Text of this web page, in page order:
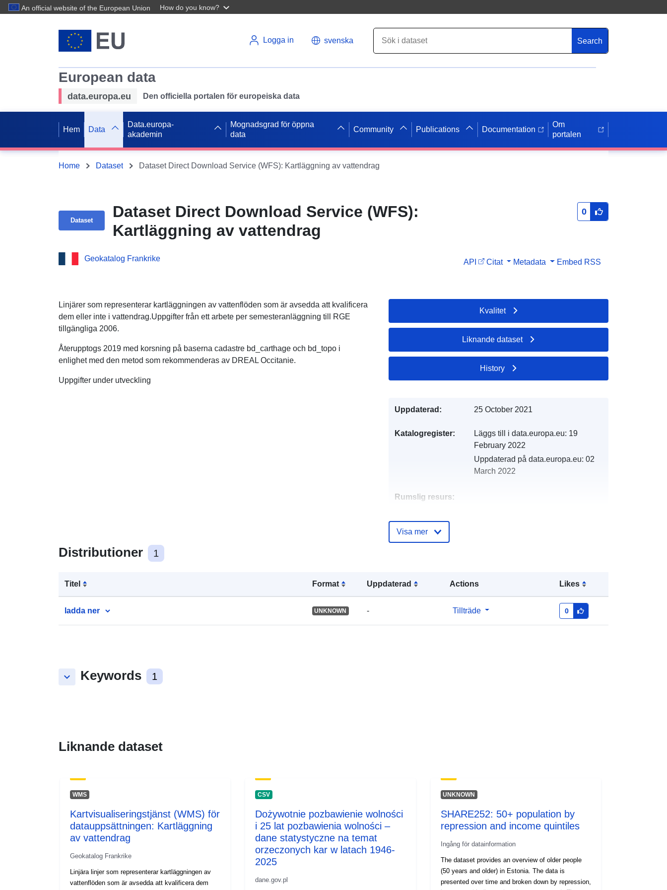
An official website of the European Union How do you know?
Logga in svenska Search
European data
data.europa.eu Den officiella portalen för europeiska data
Hem Data
Data.europa-
akademin
Mognadsgrad för öppna
data
Community Publications Documentation
Om
portalen
Home Dataset Dataset Direct Download Service (WFS): Kartläggning av vattendrag
Dataset
Dataset Direct Download Service (WFS):
Kartläggning av vattendrag
0
Geokatalog Frankrike API Citat Metadata Embed RSS
Linjärer som representerar kartläggningen av vattenflöden som är avsedda att kvalificera
dem eller inte i vattendrag.Uppgifter från ett arbete per semesteranläggning till RGE
tillgängliga 2006.
Återupptogs 2019 med korsning på baserna cadastre bd_carthage och bd_topo i
enlighet med den metod som rekommenderas av DREAL Occitanie.
Uppgifter under utveckling
Distributioner 1
Titel Format Uppdaterad Actions Likes
ladda ner UNKNOWN - Tillträde 0
keyboard_arrow_down Keywords 1
Kvalitet
Liknande dataset
History
Uppdaterad: 25 October 2021
Katalogregister: Läggs till i data.europa.eu: 19
February 2022
Uppdaterad på data.europa.eu: 02
March 2022
Rumslig resurs:
Identifierare:
120066022-srv-7d27d98c-feb8-
4494-a0a3-7cae228fd4a0
Visa mer
Liknande dataset
WMS
Kartvisualiseringstjänst (WMS) för
datauppsättningen: Kartläggning
av vattendrag
Geokatalog Frankrike
Linjära linjer som representerar kartläggningen av
vattenflöden som är avsedda att kvalificera dem
CSV
Dożywotnie pozbawienie wolności
i 25 lat pozbawienia wolności –
dane statystyczne na temat
orzeczonych kar w latach 1946-
2025
dane.gov.pl
UNKNOWN
SHARE252: 50+ population by
repression and income quintiles
Ingång för datainformation
The dataset provides an overview of older people
(50 years and older) in Estonia. The data is
presented over time and broken down by repression,